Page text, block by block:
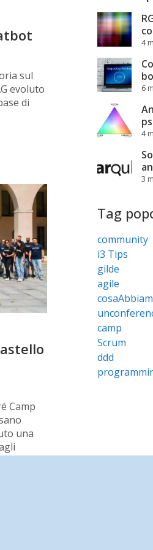
sul
evoluto
di
Camp
una
4
6
4
3
Tag
community
i3 Tips
gilde
agile
camp
Scrum
ddd